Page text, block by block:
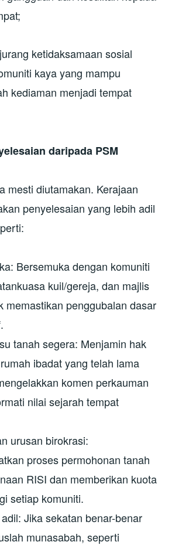
ketidaksamaan sosial
kaya yang mampu
kediaman menjadi tempat
daripada PSM
mesti diutamakan. Kerajaan
penyelesaian yang lebih adil
Bersemuka dengan komuniti
kuil/gereja, dan majlis
memastikan penggubalan dasar
tanah segera: Menjamin hak
ibadat yang telah lama
komen perkauman
nilai sejarah tempat
urusan birokrasi:
proses permohonan tanah
RISI dan memberikan kuota
setiap komuniti.
Jika sekatan benar-benar
munasabah, seperti